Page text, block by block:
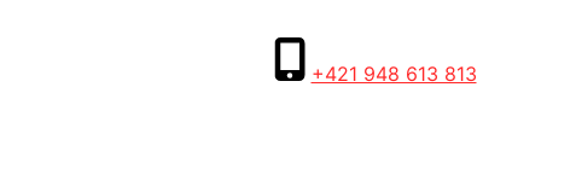
+421 948 613 813